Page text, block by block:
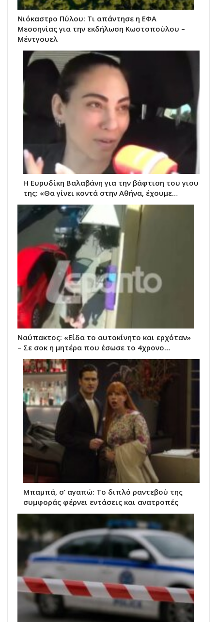
Νιόκαστρο Πύλου: Τι απάντησε η ΕΦΑ
Μεσσηνίας για την εκδήλωση Κωστοπούλου –
Μέντγουελ
Η Ευρυδίκη Βαλαβάνη για την βάφτιση του γιου
της: «Θα γίνει κοντά στην Αθήνα, έχουμε…
Ναύπακτος: «Είδα το αυτοκίνητο και ερχόταν»
– Σε σοκ η μητέρα που έσωσε το 4χρονο…
Μπαμπά, σ’ αγαπώ: Το διπλό ραντεβού της
συμφοράς φέρνει εντάσεις και ανατροπές